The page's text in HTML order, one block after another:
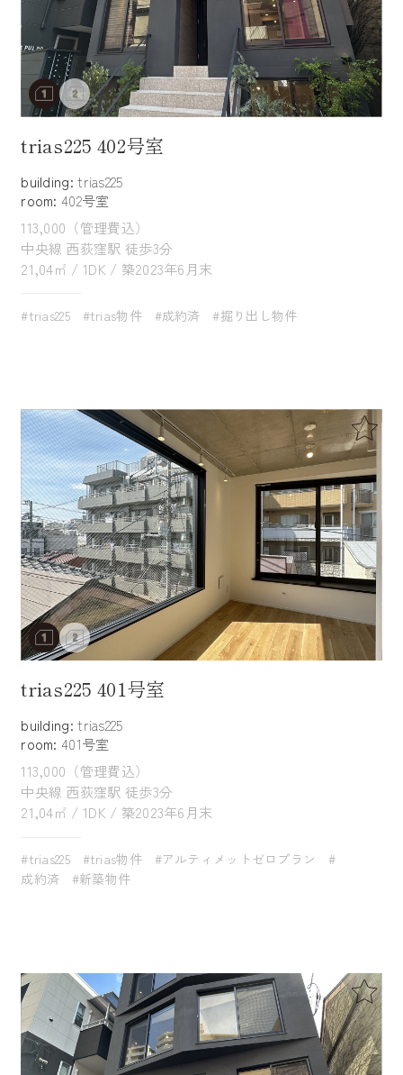
trias225 402号室
building: trias225
room: 402号室
113,000（管理費込）
中央線 西荻窪駅 徒歩3分
21,04㎡ / 1DK / 築2023年6月末
#trias225 #trias物件 #成約済 #掘り出し物件
trias225 401号室
building: trias225
room: 401号室
113,000（管理費込）
中央線 西荻窪駅 徒歩3分
21,04㎡ / 1DK / 築2023年6月末
#trias225 #trias物件 #アルティメットゼロプラン
#
成約済
#新築物件